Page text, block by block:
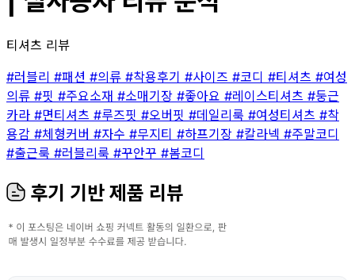
티셔츠 리뷰
#러블리 #패션 #의류 #착용후기 #사이즈 #코디 #티셔츠 #여성
의류 #핏 #주요소재 #소매기장 #좋아요 #레이스티셔츠 #둥근
카라 #면티셔츠 #루즈핏 #오버핏 #데일리룩 #여성티셔츠 #착
용감 #체형커버 #자수 #무지티 #하프기장 #칼라넥 #주말코디
#출근룩 #러블리룩 #꾸안꾸 #봄코디
후기 기반 제품 리뷰